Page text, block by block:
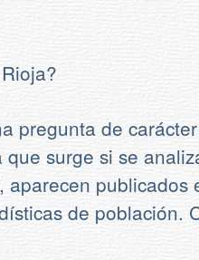
pregunta de
surge si se
aparecen publicados
de población.